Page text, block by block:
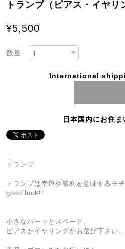
トランプ（ピアス・イヤリ
¥5,500
数量
International
日本国内にお住
トランプ
トランプは幸運や勝利を意味するモチ
good luck!!
小さなハートとスペード。
ピアスかイヤリングかお選び下さい。